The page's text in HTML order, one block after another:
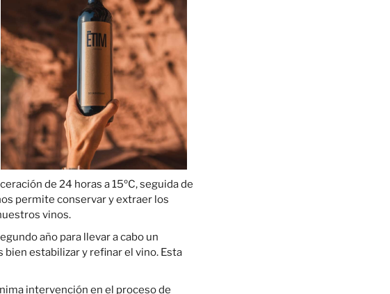
de 24 horas a 15ºC, seguida de
permite conservar y extraer los
vinos.
año para llevar a cabo un
bien estabilizar y refinar el vino. Esta
intervención en el proceso de